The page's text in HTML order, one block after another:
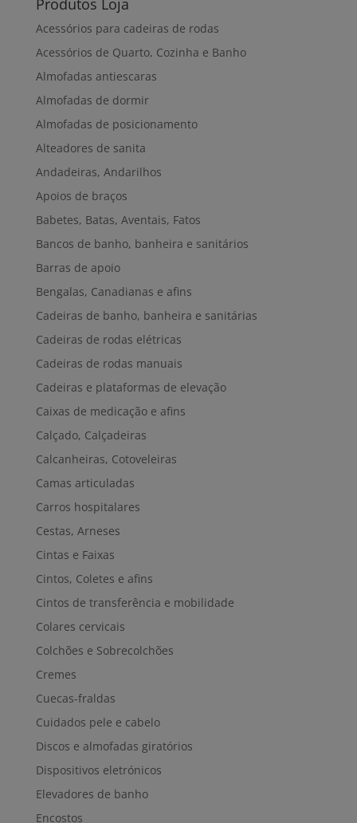
Acessórios para cadeiras de rodas
Acessórios de Quarto, Cozinha e Banho
Almofadas antiescaras
Almofadas de dormir
Almofadas de posicionamento
Alteadores de sanita
Andadeiras, Andarilhos
Apoios de braços
Babetes, Batas, Aventais, Fatos
Bancos de banho, banheira e sanitários
Barras de apoio
Bengalas, Canadianas e afins
Cadeiras de banho, banheira e sanitárias
Cadeiras de rodas elétricas
Cadeiras de rodas manuais
Cadeiras e plataformas de elevação
Caixas de medicação e afins
Calçado, Calçadeiras
Calcanheiras, Cotoveleiras
Camas articuladas
Carros hospitalares
Cestas, Arneses
Cintas e Faixas
Cintos, Coletes e afins
Cintos de transferência e mobilidade
Colares cervicais
Colchões e Sobrecolchões
Cremes
Cuecas-fraldas
Cuidados pele e cabelo
Discos e almofadas giratórios
Dispositivos eletrónicos
Elevadores de banho
Encostos